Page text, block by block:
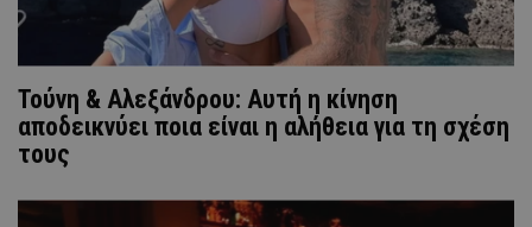
Τούνη & Αλεξάνδρου: Αυτή η κίνηση
αποδεικνύει ποια είναι η αλήθεια για τη σχέση
τους